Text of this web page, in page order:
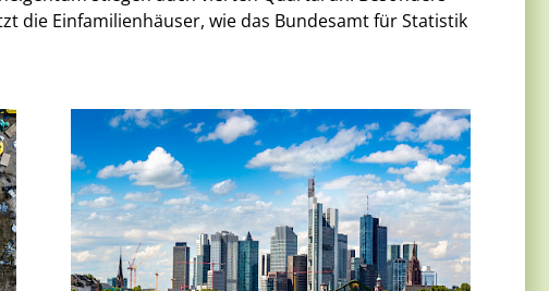
die Einfamilienhäuser, wie das Bundesamt für Statistik